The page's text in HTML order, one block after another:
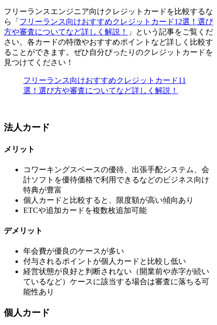
フリーランスエンジニア向けクレジットカードを比較するな
ら「 フリーランス向けおすすめクレジットカード12選！選び
方や審査についてなど詳しく解説！
」という記事をご覧くだ
さい。各カードの特徴やおすすめポイントなど詳しく比較す
ることができます。ぜひ自分ぴったりのクレジットカードを
見つけてください！
フリーランス向けおすすめクレジットカード11
選！選び方や審査についてなど詳しく解説！
法人カード
メリット
コワーキングスペースの優待、出張手配システム、会
計ソフトを優待価格で利用できるなどのビジネス向け
特典が豊富
個人カードと比較すると、限度額が高い傾向あり
ETCや追加カードを複数枚追加可能
デメリット
年会費が優良のケースが多い
付与されるポイントが個人カードと比較し低い
経営状態が良好と判断されない（開業前や赤字が続い
ているなど）ケースに該当する場合は審査に落ちる可
能性あり
個人カード